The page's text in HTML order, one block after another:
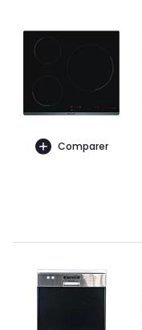
Comparer